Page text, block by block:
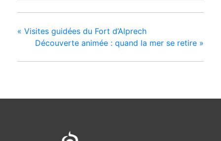
« Visites guidées du Fort d’Alprech
Découverte animée : quand la mer se retire »